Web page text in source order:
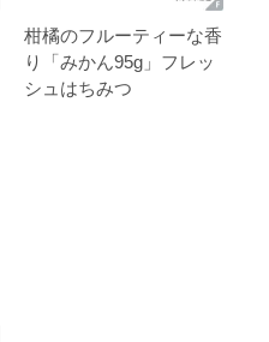
柑橘のフルーティーな香
り「みかん95g」フレッ
シュはちみつ